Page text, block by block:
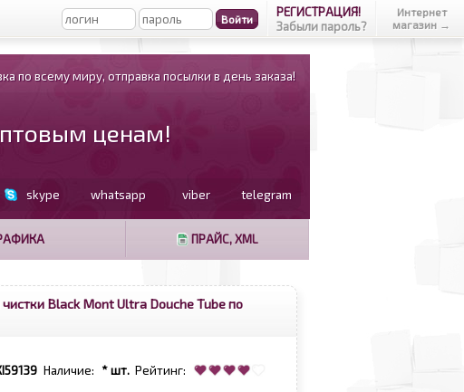
РЕГИСТРАЦИЯ!
Забыли пароль?
Интернет
магазин →
по всему миру, отправка посылки в день заказа!
ценам!
skype whatsapp viber telegram
ПРАЙС, XML
Black Mont Ultra Douche Tube по
Наличие: * шт. Рейтинг: